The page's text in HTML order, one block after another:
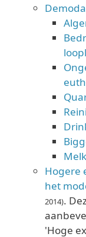
Hogere
het
2014).
'Hoge